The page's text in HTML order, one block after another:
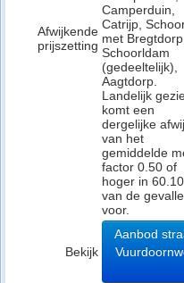
Afwijkende
prijszetting
Camperduin,
Catrijp,
met Bregtdorp,
Schoorldam
(gedeeltelijk),
Aagtdorp.
Landelijk
komt een
dergelijke
van het
gemiddelde
factor 0.50 of
hoger in
van de
voor.
Bekijk
Aanbod